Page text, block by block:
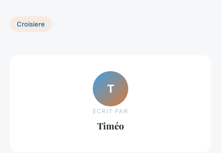
Croisiere
T
ECRIT PAR
Timéo